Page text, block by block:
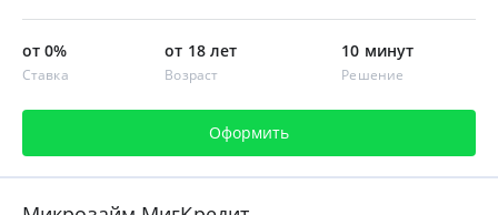
от 0%
Ставка
от 18 лет
Возраст
10 минут
Решение
Оформить